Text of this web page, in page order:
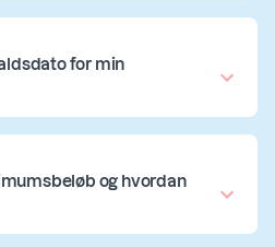
for min
og hvordan